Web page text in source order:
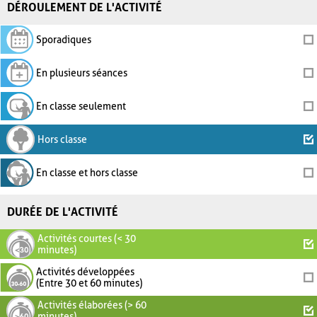
DÉROULEMENT DE L'ACTIVITÉ
Sporadiques
En plusieurs séances
En classe seulement
Hors classe
En classe et hors classe
DURÉE DE L'ACTIVITÉ
Activités courtes (< 30
minutes)
Activités développées
(Entre 30 et 60 minutes)
Activités élaborées (> 60